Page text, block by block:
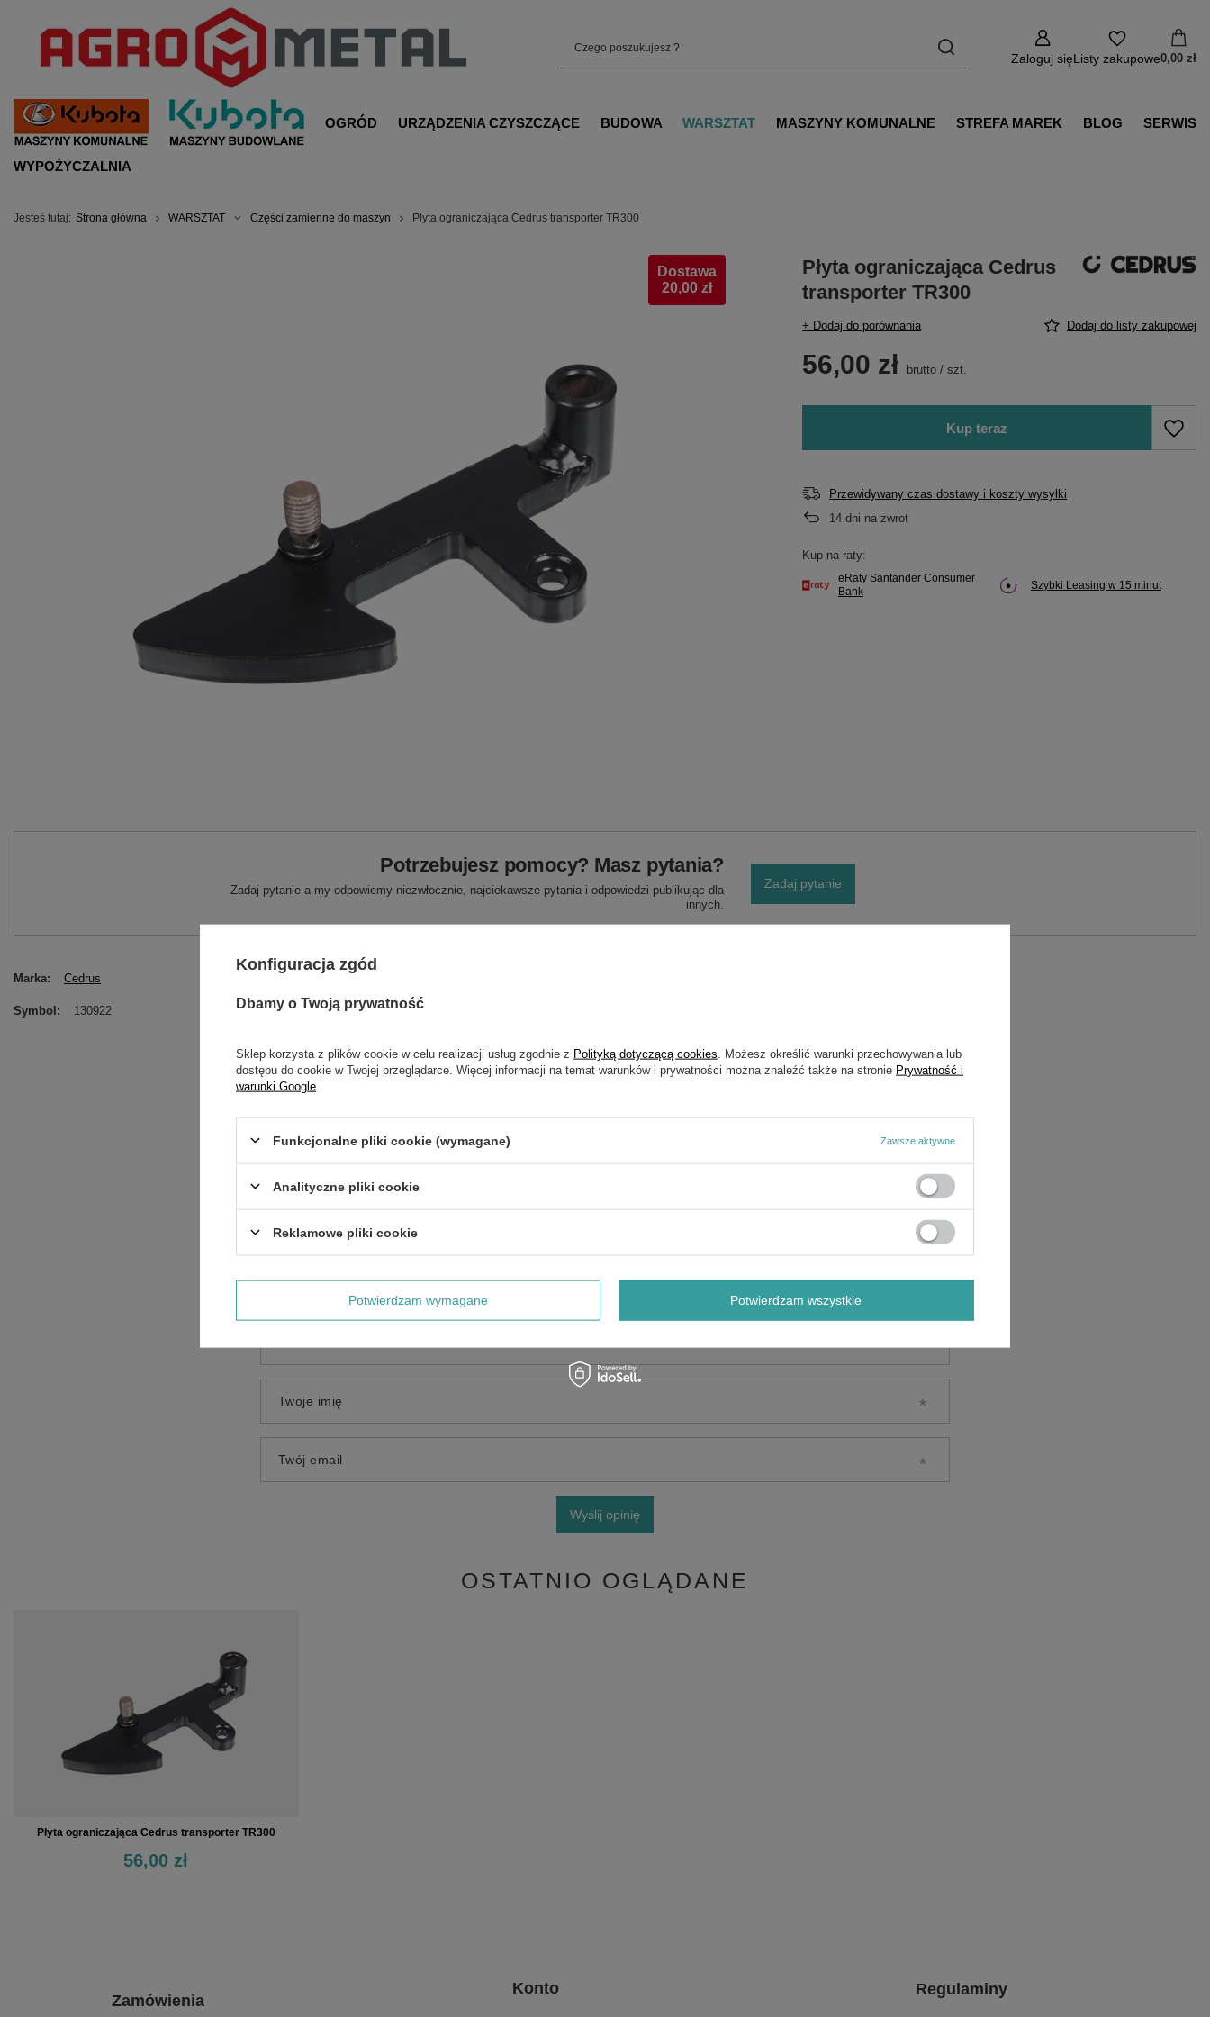
Zaloguj sięListy zakupowe0,00 zł
OGRÓD URZĄDZENIA CZYSZCZĄCE BUDOWA WARSZTAT MASZYNY KOMUNALNE STREFA MAREK BLOG SERWIS
WYPOŻYCZALNIA
Jesteś tutaj: Strona główna WARSZTAT Części zamienne do maszyn Płyta ograniczająca Cedrus transporter TR300
Dostawa
20,00 zł
Płyta ograniczająca Cedrus
transporter TR300
+ Dodaj do porównania Dodaj do listy zakupowej
56,00 zł brutto /szt.
Kup teraz
Przewidywany czas dostawy i koszty wysyłki
14 dni na zwrot
Kup na raty:
eRaty Santander Consumer
Bank
Szybki Leasing w 15 minut
Potrzebujesz pomocy? Masz pytania?
Zadaj pytanie a my odpowiemy niezwłocznie, najciekawsze pytania i odpowiedzi publikując dla
innych.
Zadaj pytanie
Marka Cedrus
Symbol 130922
Twoje imię
Twój email
Wyślij opinię
OSTATNIO OGLĄDANE
Płyta ograniczająca Cedrus transporter TR300
56,00 zł
Zamówienia
Konto Regulaminy
Konfiguracja zgód
Dbamy o Twoją prywatność
Sklep korzysta z plików cookie w celu realizacji usług zgodnie z Polityką dotyczącą cookies . Możesz określić warunki przechowywania lub
dostępu do cookie w Twojej przeglądarce. Więcej informacji na temat warunków i prywatności można znaleźć także na stronie Prywatność i
warunki Google
Funkcjonalne pliki cookie (wymagane) Zawsze aktywne
Analityczne pliki cookie
Reklamowe pliki cookie
Potwierdzam wymagane Potwierdzam wszystkie